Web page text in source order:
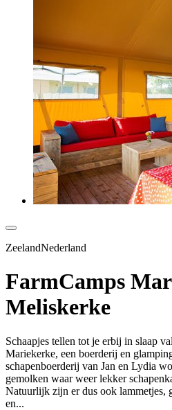
ZeelandNederland
FarmCamps
Meliskerke
Schaapjes tellen tot je erbij in slaap
Mariekerke, een boerderij en
schapenboerderij van Jan en Lydia
gemolken waar weer lekker
Natuurlijk zijn er dus ook lammetjes,
en...